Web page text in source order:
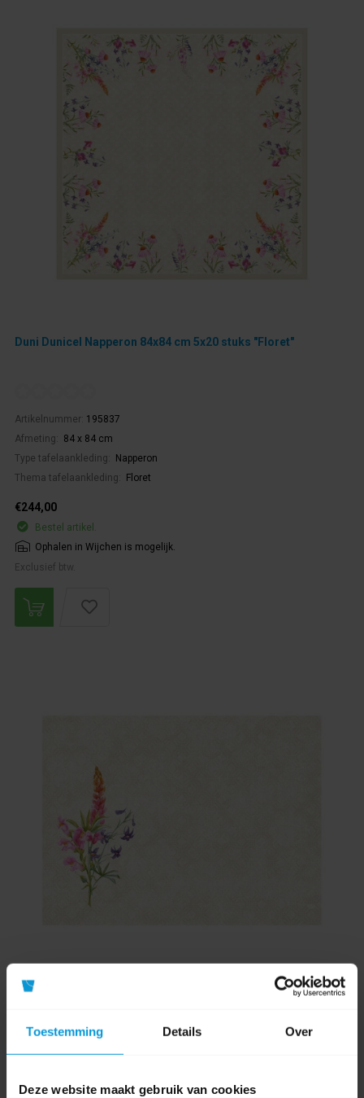
Toestemming Details Over
Deze website maakt gebruik van cookies
Duni Dunicel Napperon 84x84 cm 5x20 stuks "Floret"
Artikelnummer: 195837
Afmeting:
84 x 84 cm
Type tafelaankleding:
Napperon
Thema tafelaankleding:
Floret
€244,00
Bestel artikel.
Ophalen in Wijchen is mogelijk.
Exclusief btw.
Artikelnummer:195835